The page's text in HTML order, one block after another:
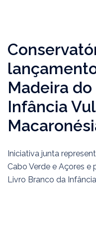
Madeira do
Infância
Iniciativa junta
Cabo Verde e Açores e
Livro Branco da